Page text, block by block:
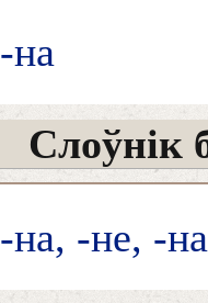
-на
Слоўнік
-на, -не, -